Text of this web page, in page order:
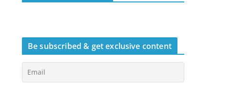
Be subscribed & get exclusive content